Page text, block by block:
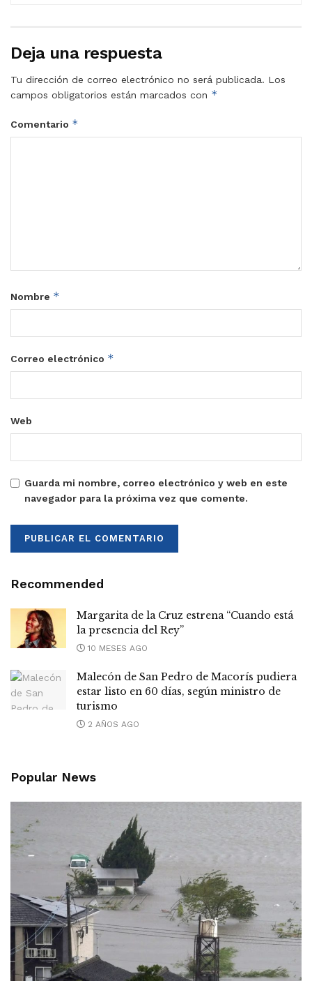
Deja una respuesta
Tu dirección de correo electrónico no será publicada. Los
campos obligatorios están marcados con *
Comentario *
Nombre *
Correo electrónico *
Web
Guarda mi nombre, correo electrónico y web en este
navegador para la próxima vez que comente.
Recommended
Margarita de la Cruz estrena “Cuando está
la presencia del Rey”
10 MESES AGO
Malecón de San Pedro de Macorís pudiera
estar listo en 60 días, según ministro de
turismo
2 AÑOS AGO
Popular News